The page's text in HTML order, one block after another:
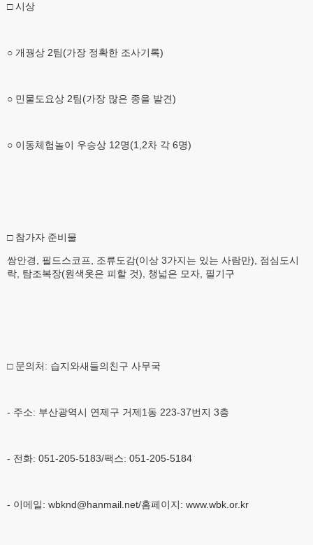
□ 시상
○ 개꿩상 2팀(가장 정확한 조사기록)
○ 민물도요상 2팀(가장 많은 종을 발견)
○ 이동체험놀이 우승상 12명(1,2차 각 6명)
□ 참가자 준비물
쌍안경, 필드스코프, 조류도감(이상 3가지는 있는 사람만), 점심도시
락, 탐조복장(원색옷은 피할 것), 챙넓은 모자, 필기구
□ 문의처: 습지와새들의친구 사무국
- 주소: 부산광역시 연제구 거제1동 223-37번지 3층
- 전화: 051-205-5183/팩스: 051-205-5184
- 이메일: wbknd@hanmail.net/홈페이지: www.wbk.or.kr